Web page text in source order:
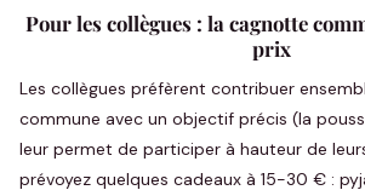
Pour les collègues : la cagnotte
prix
Les collègues préfèrent contribuer
commune avec un objectif précis (la
leur permet de participer à hauteur de
prévoyez quelques cadeaux à 15-30 € :